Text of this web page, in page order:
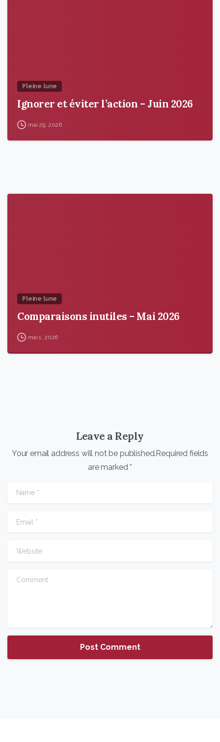
Pleine lune
Ignorer et éviter l’action – Juin 2026
mai 29, 2026
Pleine lune
Comparaisons inutiles – Mai 2026
mai 1, 2026
Leave a Reply
Your email address will not be published.Required fields
are marked *
Name
Email
Website
Comment